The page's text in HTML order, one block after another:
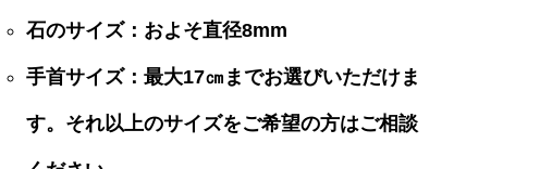
石のサイズ：およそ直径8mm
手首サイズ：最大17㎝までお選びいただけま
す。それ以上のサイズをご希望の方はご相談